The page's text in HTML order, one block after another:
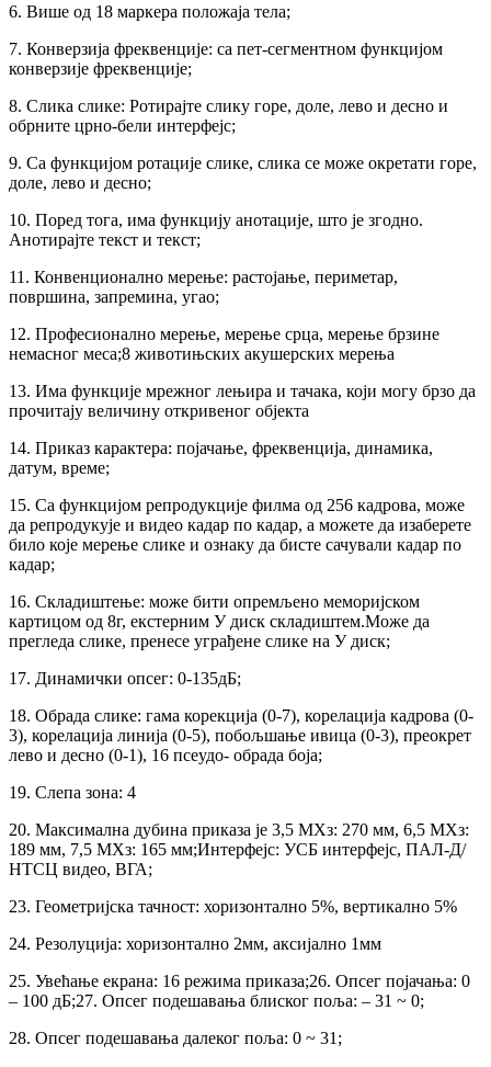
6. Више од 18 маркера положаја тела;
7. Конверзија фреквенције: са пет-сегментном функцијом
конверзије фреквенције;
8. Слика слике: Ротирајте слику горе, доле, лево и десно и
обрните црно-бели интерфејс;
9. Са функцијом ротације слике, слика се може окретати горе,
доле, лево и десно;
10. Поред тога, има функцију анотације, што је згодно.
Анотирајте текст и текст;
11. Конвенционално мерење: растојање, периметар,
површина, запремина, угао;
12. Професионално мерење, мерење срца, мерење брзине
немасног меса;8 животињских акушерских мерења
13. Има функције мрежног лењира и тачака, који могу брзо да
прочитају величину откривеног објекта
14. Приказ карактера: појачање, фреквенција, динамика,
датум, време;
15. Са функцијом репродукције филма од 256 кадрова, може
да репродукује и видео кадар по кадар, а можете да изаберете
било које мерење слике и ознаку да бисте сачували кадар по
кадар;
16. Складиштење: може бити опремљено меморијском
картицом од 8г, екстерним У диск складиштем.Може да
прегледа слике, пренесе уграђене слике на У диск;
17. Динамички опсег: 0-135дБ;
18. Обрада слике: гама корекција (0-7), корелација кадрова (0-
3), корелација линија (0-5), побољшање ивица (0-3), преокрет
лево и десно (0-1), 16 псеудо- обрада боја;
19. Слепа зона: 4
20. Максимална дубина приказа је 3,5 МХз: 270 мм, 6,5 МХз:
189 мм, 7,5 МХз: 165 мм;Интерфејс: УСБ интерфејс, ПАЛ-Д/
НТСЦ видео, ВГА;
23. Геометријска тачност: хоризонтално 5%, вертикално 5%
24. Резолуција: хоризонтално 2мм, аксијално 1мм
25. Увећање екрана: 16 режима приказа;26. Опсег појачања: 0
– 100 дБ;27. Опсег подешавања блиског поља: – 31 ~ 0;
28. Опсег подешавања далеког поља: 0 ~ 31;